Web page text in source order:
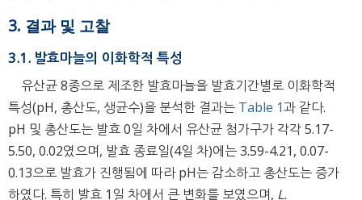
3. 결과 및 고찰
3.1. 발효마늘의 이화학적 특성
유산균 8종으로 제조한 발효마늘을 발효기간별로 이화학적
특성(pH, 총산도, 생균수)을 분석한 결과는 Table 1과 같다.
pH 및 총산도는 발효 0일 차에서 유산균 첨가구가 각각 5.17-
5.50, 0.02였으며, 발효 종료일(4일 차)에는 3.59-4.21, 0.07-
0.13으로 발효가 진행됨에 따라 pH는 감소하고 총산도는 증가
하였다. 특히 발효 1일 차에서 큰 변화를 보였으며, L.